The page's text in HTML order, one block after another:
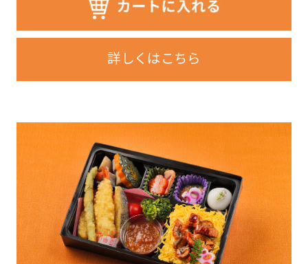
詳しくはこちら